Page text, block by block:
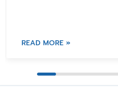
READ MORE »